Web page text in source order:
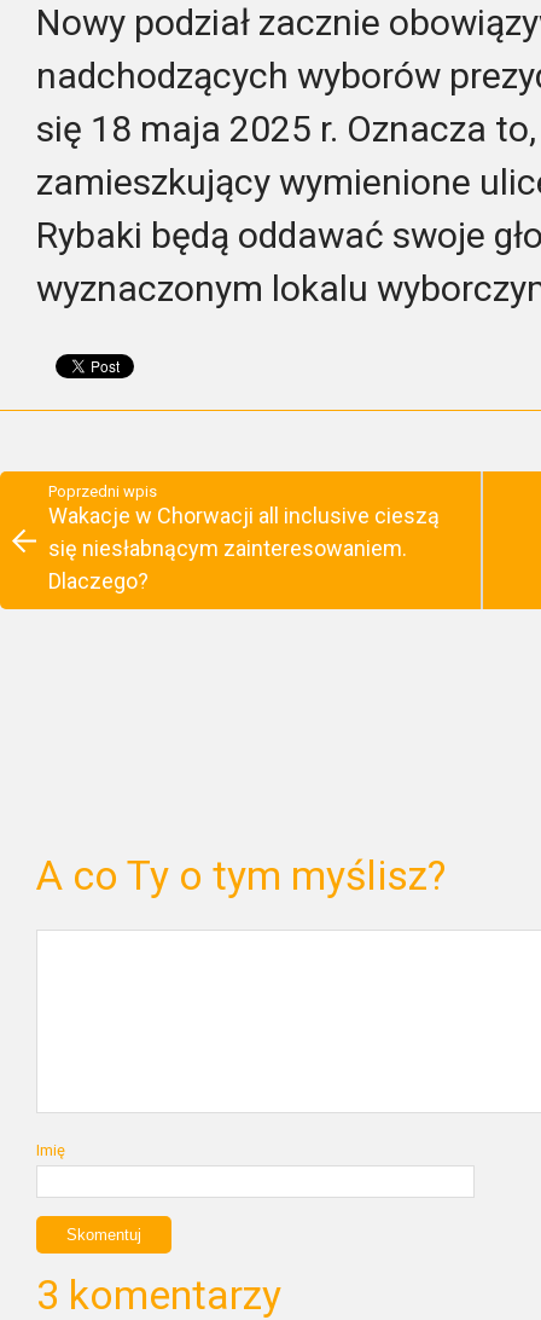
Nowy podział zacznie
nadchodzących wyborów
się 18 maja 2025 r. Oznacza
zamieszkujący wymienione
Rybaki będą oddawać swoje
wyznaczonym lokalu
Poprzedni wpis
Wakacje w Chorwacji all inclusive cieszą
się niesłabnącym zainteresowaniem.
Dlaczego?
A co Ty o tym myślisz?
Imię
3 komentarzy